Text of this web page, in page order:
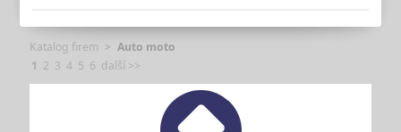
Katalog firem
Auto moto
1 2 3 4 5 6 další >>